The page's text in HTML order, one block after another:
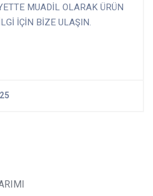
MUADİL OLARAK ÜRÜN
İÇİN BİZE ULAŞIN.